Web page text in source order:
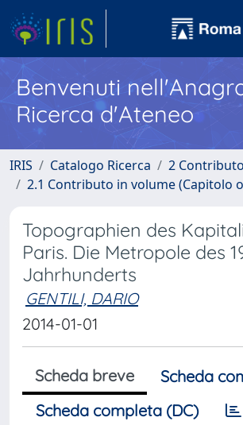
Benvenuti
Ricerca d'Ateneo
IRIS Catalogo Ricerca
2
2.1 Contributo in volume (Capitolo
Topographien des
Paris. Die Metropole des
Jahrhunderts
GENTILI, DARIO
2014-01-01
Scheda breve
Scheda
Scheda completa (DC)